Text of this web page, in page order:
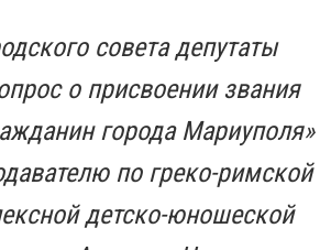
совета депутаты
о присвоении звания
города Мариуполя»
по греко-римской
детско-юношеской